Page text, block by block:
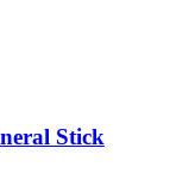
Stick